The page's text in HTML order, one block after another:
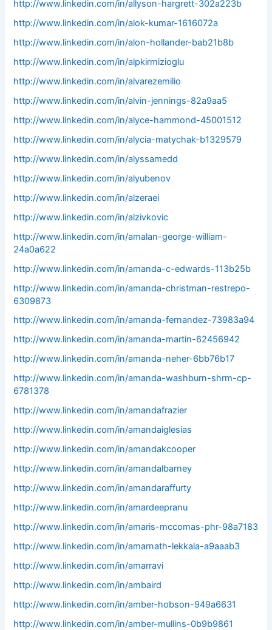
http://www.linkedin.com/in/allyson-hargrett-302a223b
http://www.linkedin.com/in/alok-kumar-1616072a
http://www.linkedin.com/in/alon-hollander-bab21b8b
http://www.linkedin.com/in/alpkirmizioglu
http://www.linkedin.com/in/alvarezemilio
http://www.linkedin.com/in/alvin-jennings-82a9aa5
http://www.linkedin.com/in/alyce-hammond-45001512
http://www.linkedin.com/in/alycia-matychak-b1329579
http://www.linkedin.com/in/alyssamedd
http://www.linkedin.com/in/alyubenov
http://www.linkedin.com/in/alzeraei
http://www.linkedin.com/in/alzivkovic
http://www.linkedin.com/in/amalan-george-william-
24a0a622
http://www.linkedin.com/in/amanda-c-edwards-113b25b
http://www.linkedin.com/in/amanda-christman-restrepo-
6309873
http://www.linkedin.com/in/amanda-fernandez-73983a94
http://www.linkedin.com/in/amanda-martin-62456942
http://www.linkedin.com/in/amanda-neher-6bb76b17
http://www.linkedin.com/in/amanda-washburn-shrm-cp-
6781378
http://www.linkedin.com/in/amandafrazier
http://www.linkedin.com/in/amandaiglesias
http://www.linkedin.com/in/amandakcooper
http://www.linkedin.com/in/amandalbarney
http://www.linkedin.com/in/amandaraffurty
http://www.linkedin.com/in/amardeepranu
http://www.linkedin.com/in/amaris-mccomas-phr-98a7183
http://www.linkedin.com/in/amarnath-lekkala-a9aaab3
http://www.linkedin.com/in/amarravi
http://www.linkedin.com/in/ambaird
http://www.linkedin.com/in/amber-hobson-949a6631
http://www.linkedin.com/in/amber-mullins-0b9b9861